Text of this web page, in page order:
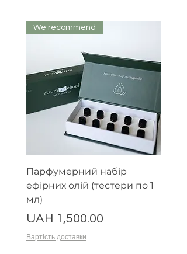
We recommend
Парфумерний набір
ефірних олій (тестери по 1
мл)
Price
UAH 1,500.00
Вартість доставки
олій